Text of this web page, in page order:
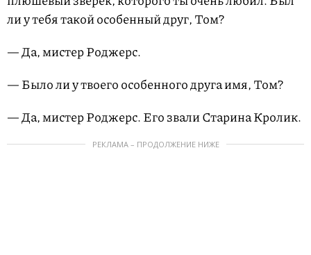
ли у тебя такой особенный друг, Том?
— Да, мистер Роджерс.
— Было ли у твоего особенного друга имя, Том?
— Да, мистер Роджерс. Его звали Старина Кролик.
РЕКЛАМА – ПРОДОЛЖЕНИЕ НИЖЕ